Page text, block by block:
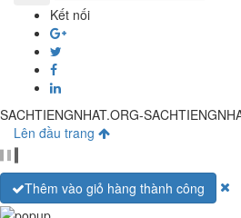
Kết nối
SACHTIENGNHAT.ORG-
Lên đầu trang
Thêm vào giỏ hàng thành công